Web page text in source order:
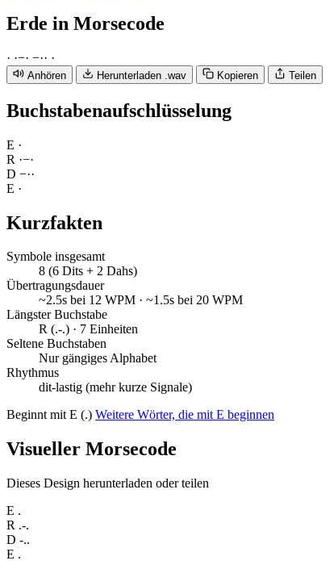
Erde in Morsecode
· ·−· −·· ·
Anhören Herunterladen .wav Kopieren Teilen
Buchstabenaufschlüsselung
E ·
R ·−·
D −··
E ·
Kurzfakten
Symbole insgesamt
8 (6 Dits + 2 Dahs)
Übertragungsdauer
~2.5s bei 12 WPM · ~1.5s bei 20 WPM
Längster Buchstabe
R (.-.) · 7 Einheiten
Seltene Buchstaben
Nur gängiges Alphabet
Rhythmus
dit-lastig (mehr kurze Signale)
Beginnt mit E (.) Weitere Wörter, die mit E beginnen
Visueller Morsecode
Dieses Design herunterladen oder teilen
E .
R .-.
D -..
E .